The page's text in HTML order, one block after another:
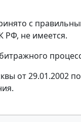
с
РФ, не имеется.
от 29.01.2002